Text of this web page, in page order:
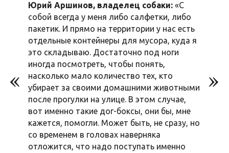
Юрий Аршинов, владелец собаки: «С
собой всегда у меня либо салфетки, либо
пакетик. И прямо на территории у нас есть
отдельные контейнеры для мусора, куда я
это складываю. Достаточно под ноги
иногда посмотреть, чтобы понять,
насколько мало количество тех, кто
убирает за своими домашними животными
после прогулки на улице. В этом случае,
вот именно такие дог-боксы, они бы, мне
кажется, помогли. Может быть, не сразу, но
со временем в головах наверняка
отложится, что надо поступать именно